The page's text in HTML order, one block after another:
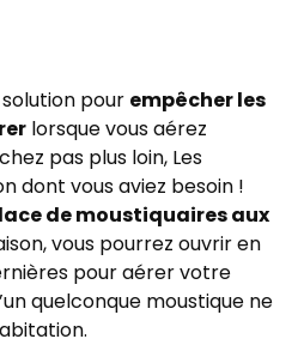
pour empêcher les
lorsque vous aérez
pas plus loin, Les
dont vous aviez besoin !
de moustiquaires aux
vous pourrez ouvrir en
pour aérer votre
quelconque moustique ne